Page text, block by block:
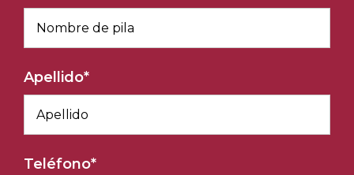
Apellido*
Teléfono*